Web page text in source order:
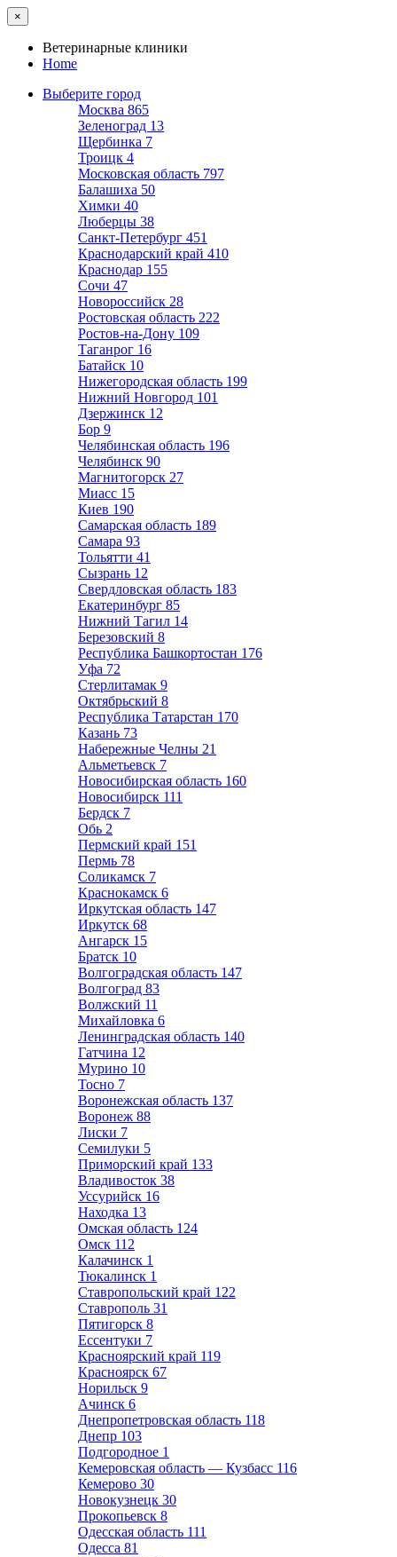
×
Ветеринарные клиники
Home
Выберите город
Москва 865
Зеленоград 13
Щербинка 7
Троицк 4
Московская область 797
Балашиха 50
Химки 40
Люберцы 38
Санкт-Петербург 451
Краснодарский край 410
Краснодар 155
Сочи 47
Новороссийск 28
Ростовская область 222
Ростов-на-Дону 109
Таганрог 16
Батайск 10
Нижегородская область 199
Нижний Новгород 101
Дзержинск 12
Бор 9
Челябинская область 196
Челябинск 90
Магнитогорск 27
Миасс 15
Киев 190
Самарская область 189
Самара 93
Тольятти 41
Сызрань 12
Свердловская область 183
Екатеринбург 85
Нижний Тагил 14
Березовский 8
Республика Башкортостан 176
Уфа 72
Стерлитамак 9
Октябрьский 8
Республика Татарстан 170
Казань 73
Набережные Челны 21
Альметьевск 7
Новосибирская область 160
Новосибирск 111
Бердск 7
Обь 2
Пермский край 151
Пермь 78
Соликамск 7
Краснокамск 6
Иркутская область 147
Иркутск 68
Ангарск 15
Братск 10
Волгоградская область 147
Волгоград 83
Волжский 11
Михайловка 6
Ленинградская область 140
Гатчина 12
Мурино 10
Тосно 7
Воронежская область 137
Воронеж 88
Лиски 7
Семилуки 5
Приморский край 133
Владивосток 38
Уссурийск 16
Находка 13
Омская область 124
Омск 112
Калачинск 1
Тюкалинск 1
Ставропольский край 122
Ставрополь 31
Пятигорск 8
Ессентуки 7
Красноярский край 119
Красноярск 67
Норильск 9
Ачинск 6
Днепропетровская область 118
Днепр 103
Подгородное 1
Кемеровская область — Кузбасс 116
Кемерово 30
Новокузнецк 30
Прокопьевск 8
Одесская область 111
Одесса 81